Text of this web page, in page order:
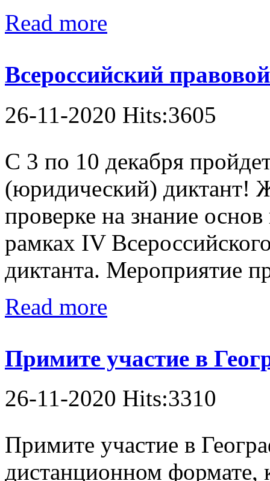
Read more
Всероссийский
26-11-2020 Hits:3605
С 3 по 10 декабря
(юридический) диктант!
проверке на знание
рамках IV
диктанта. Мероприятие
Read more
Примите участие в
26-11-2020 Hits:3310
Примите участие в
дистанционном формате,